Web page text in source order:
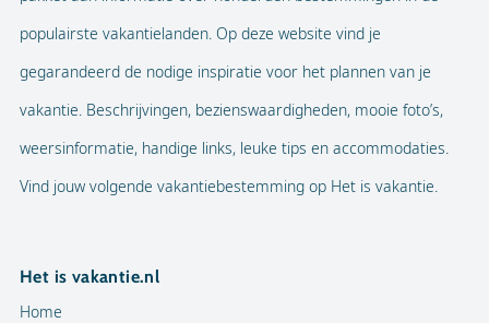
populairste vakantielanden. Op deze website vind je
gegarandeerd de nodige inspiratie voor het plannen van je
vakantie. Beschrijvingen, bezienswaardigheden, mooie foto’s,
weersinformatie, handige links, leuke tips en accommodaties.
Vind jouw volgende vakantiebestemming op Het is vakantie.
Het is vakantie.nl
Home